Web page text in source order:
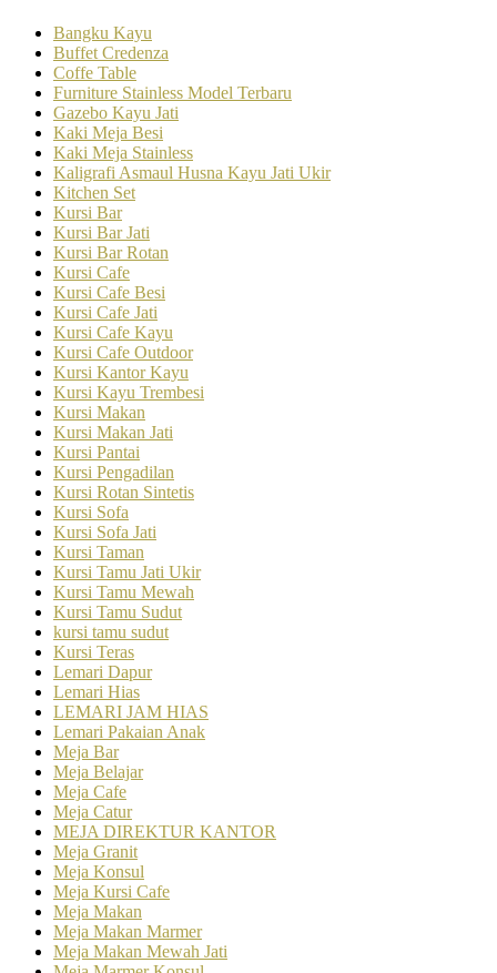
Bangku Kayu
Buffet Credenza
Coffe Table
Furniture Stainless Model Terbaru
Gazebo Kayu Jati
Kaki Meja Besi
Kaki Meja Stainless
Kaligrafi Asmaul Husna Kayu Jati Ukir
Kitchen Set
Kursi Bar
Kursi Bar Jati
Kursi Bar Rotan
Kursi Cafe
Kursi Cafe Besi
Kursi Cafe Jati
Kursi Cafe Kayu
Kursi Cafe Outdoor
Kursi Kantor Kayu
Kursi Kayu Trembesi
Kursi Makan
Kursi Makan Jati
Kursi Pantai
Kursi Pengadilan
Kursi Rotan Sintetis
Kursi Sofa
Kursi Sofa Jati
Kursi Taman
Kursi Tamu Jati Ukir
Kursi Tamu Mewah
Kursi Tamu Sudut
kursi tamu sudut
Kursi Teras
Lemari Dapur
Lemari Hias
LEMARI JAM HIAS
Lemari Pakaian Anak
Meja Bar
Meja Belajar
Meja Cafe
Meja Catur
MEJA DIREKTUR KANTOR
Meja Granit
Meja Konsul
Meja Kursi Cafe
Meja Makan
Meja Makan Marmer
Meja Makan Mewah Jati